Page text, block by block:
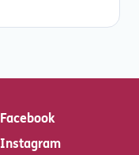
Facebook
Instagram